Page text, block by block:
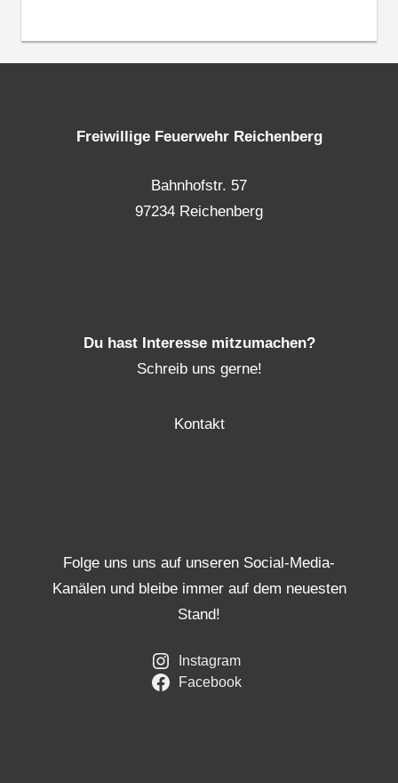
Freiwillige Feuerwehr Reichenberg
Bahnhofstr. 57
97234 Reichenberg
Du hast Interesse mitzumachen?
Schreib uns gerne!
Kontakt
Folge uns uns auf unseren Social-Media-
Kanälen und bleibe immer auf dem neuesten
Stand!
Instagram
Facebook